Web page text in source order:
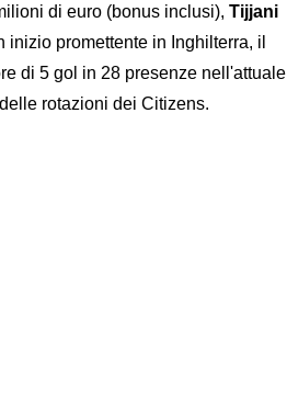
di euro (bonus inclusi), Tijjani
promettente in Inghilterra, il
di 5 gol in 28 presenze nell'attuale
rotazioni dei Citizens.